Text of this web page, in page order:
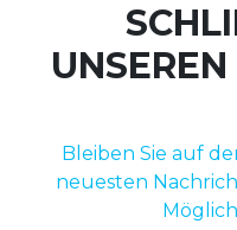
Bleiben Sie auf
neuesten